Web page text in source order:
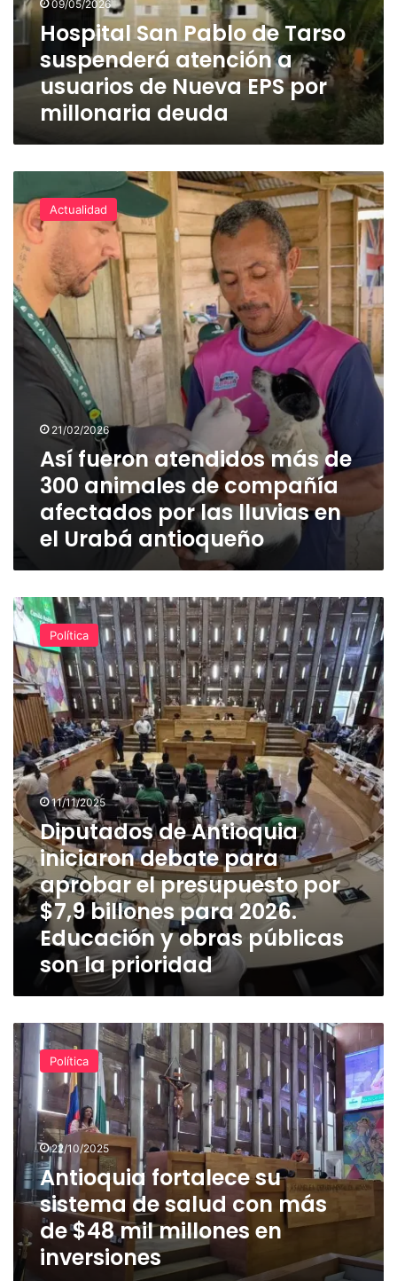
a
usuarios
EPS
deuda
09/05/2026
Hospital San Pablo de Tarso
suspenderá atención a
usuarios de Nueva EPS por
millonaria deuda
fueron
atendidos
más
de
300
animales
de
compañía
afectados
Urabá
antioqueño
Actualidad
21/02/2026
Así fueron atendidos más de
300 animales de compañía
afectados por las lluvias en
el Urabá antioqueño
Diputados
de
Antioquia
iniciaron
debate
para
aprobar
el
presupuesto
por
$7,9
billones
para
2026.
Educación
y
obras
públicas
prioridad
Política
11/11/2025
Diputados de Antioquia
iniciaron debate para
aprobar el presupuesto por
$7,9 billones para 2026.
Educación y obras públicas
son la prioridad
Antioquia
fortalece
sistema
de
salud
con
más
de
$48
millones
en
inversiones
Política
22/10/2025
Antioquia fortalece su
sistema de salud con más
de $48 mil millones en
inversiones